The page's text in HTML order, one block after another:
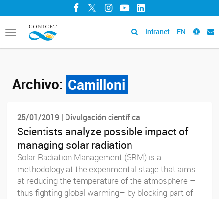
Facebook
TwitterInstagram
YouTubeLinkedIn
Toggle
navigation
Intranet EN
Archivo: Camilloni
25/01/2019 | Divulgación científica
Scientists analyze possible impact of
managing solar radiation
Solar Radiation Management (SRM) is a
methodology at the experimental stage that aims
at reducing the temperature of the atmosphere –
thus fighting global warming– by blocking part of